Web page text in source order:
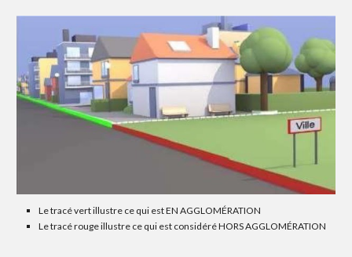
Le tracé vert illustre ce qui est EN AGGLOMÉRATION
Le tracé rouge illustre ce qui est considéré HORS AGGLOMÉRATION